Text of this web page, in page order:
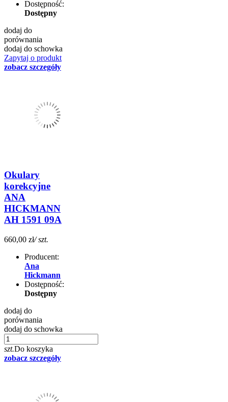
Dostępność:
Dostępny
dodaj do
porównania
dodaj do schowka
Zapytaj o produkt
zobacz szczegóły
Okulary
korekcyjne
ANA
HICKMANN
AH 1591 09A
660,00 zł/ szt.
Producent:
Ana
Hickmann
Dostępność:
Dostępny
dodaj do
porównania
dodaj do schowka
szt.Do koszyka
zobacz szczegóły